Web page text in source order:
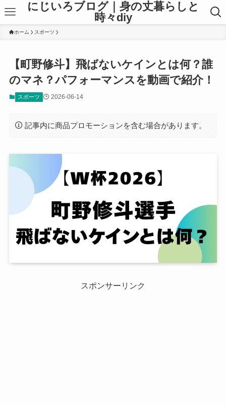
にじいろブログ｜身の丈暮らしと
時々diy
ホーム スポーツ
【町野修斗】飛ばないケインとは何？誰
のマネ？パフォーマンスを動画で紹介！
スポーツ 2026-06-14
記事内に商品プロモーションを含む場合があります。
スポンサーリンク